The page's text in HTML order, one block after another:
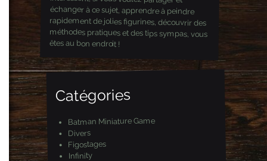
êtes au bon endroit !
Catégories
Batman Miniature Game
Divers
Figostages
Infinity